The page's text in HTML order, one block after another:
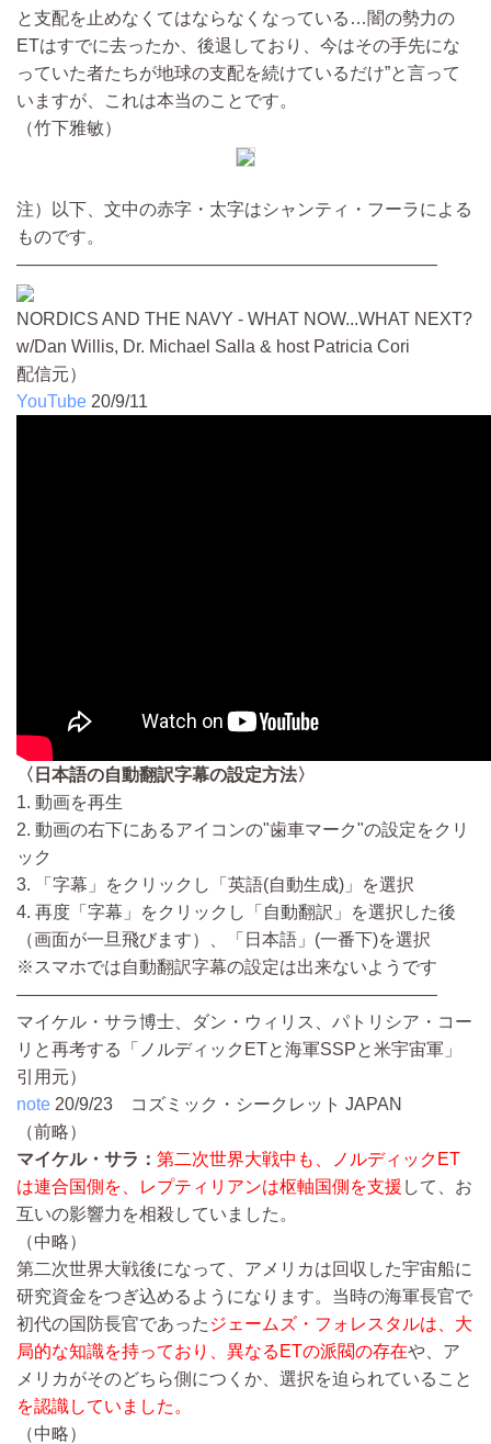
と支配を止めなくてはならなくなっている…闇の勢力の
ETはすでに去ったか、後退しており、今はその手先にな
っていた者たちが地球の支配を続けているだけ”と言って
いますが、これは本当のことです。
（竹下雅敏）
注）以下、文中の赤字・太字はシャンティ・フーラによる
ものです。
————————————————————————
NORDICS AND THE NAVY - WHAT NOW...WHAT NEXT?
w/Dan Willis, Dr. Michael Salla & host Patricia Cori
配信元）
YouTube 20/9/11
〈日本語の自動翻訳字幕の設定方法〉
1. 動画を再生
2. 動画の右下にあるアイコンの"歯車マーク"の設定をクリ
ック
3. 「字幕」をクリックし「英語(自動生成)」を選択
4. 再度「字幕」をクリックし「自動翻訳」を選択した後
（画面が一旦飛びます）、「日本語」(一番下)を選択
※スマホでは自動翻訳字幕の設定は出来ないようです
————————————————————————
マイケル・サラ博士、ダン・ウィリス、パトリシア・コー
リと再考する「ノルディックETと海軍SSPと米宇宙軍」
引用元）
note 20/9/23 コズミック・シークレット JAPAN
（前略）
マイケル・サラ： 第二次世界大戦中も、ノルディックET
は連合国側を、レプティリアンは枢軸国側を支援 して、お
互いの影響力を相殺していました。
（中略）
第二次世界大戦後になって、アメリカは回収した宇宙船に
研究資金をつぎ込めるようになります。当時の海軍長官で
初代の国防長官であった ジェームズ・フォレスタルは、大
局的な知識を持っており、異なるETの派閥の存在や、ア
メリカがそのどちら側につくか、選択を迫られていること
を認識していました。
（中略）